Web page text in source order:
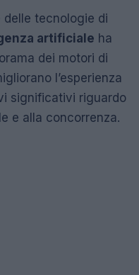
delle tecnologie di
artificiale ha
dei motori di
l’esperienza
significativi riguardo
e alla concorrenza.